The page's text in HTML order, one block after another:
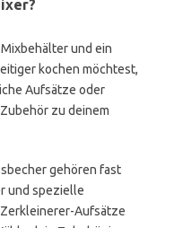
und ein
kochen möchtest,
Aufsätze oder
zu deinem
gehören fast
und spezielle
Aufsätze